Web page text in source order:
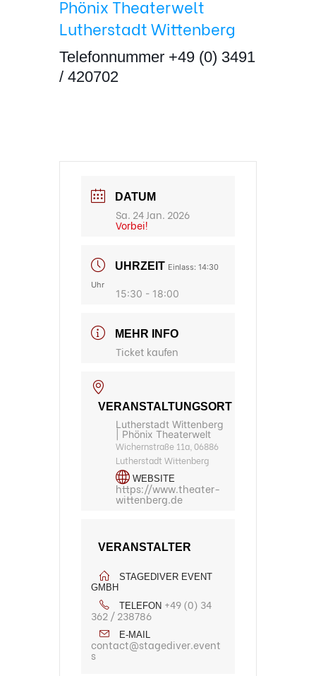
Phönix Theaterwelt
Lutherstadt Wittenberg
Telefonnummer +49 (0) 3491
/ 420702
DATUM
Sa. 24 Jan. 2026
Vorbei!
UHRZEIT Einlass: 14:30
Uhr
15:30 - 18:00
MEHR INFO
Ticket kaufen
VERANSTALTUNGSORT
Lutherstadt Wittenberg
| Phönix Theaterwelt
Wichernstraße 11a, 06886
Lutherstadt Wittenberg
WEBSITE
https://www.theater-
wittenberg.de
VERANSTALTER
STAGEDIVER EVENT
GMBH
TELEFON +49 (0) 34
362 / 238786
E-MAIL
contact@stagediver.event
s